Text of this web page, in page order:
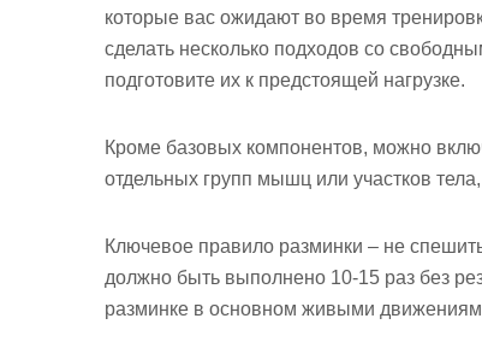
которые вас ожидают во время
сделать несколько подходов со
подготовите их к предстоящей нагрузке.
Кроме базовых компонентов, можно
отдельных групп мышц или участков
Ключевое правило разминки – не
должно быть выполнено 10-15 раз без
разминке в основном живыми